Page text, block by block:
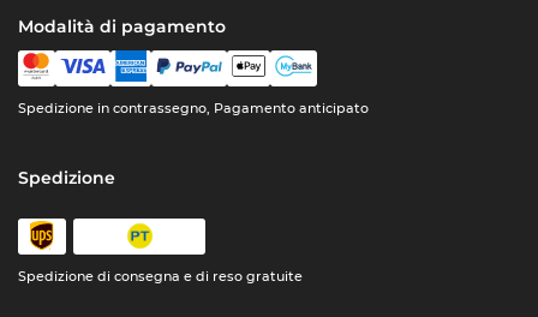
Modalità di pagamento
Spedizione in contrassegno, Pagamento anticipato
Spedizione
Spedizione di consegna e di reso gratuite